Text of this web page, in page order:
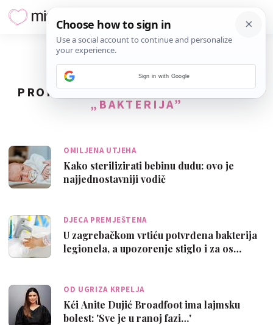
PRONAĐENO16REZULTATA ZA TAG
„BAKTERIJA”
OMILJENA UTJEHA
Kako sterilizirati bebinu dudu: ovo je
najjednostavniji vodič
DJECA PREMJEŠTENA
U zagrebačkom vrtiću potvrđena bakterija
legionela, a upozorenje stiglo i za os…
OD UGRIZA KRPELJA
Kći Anite Dujić Broadfoot ima lajmsku
bolest: 'Sve je u ranoj fazi…'
Sign in with Google